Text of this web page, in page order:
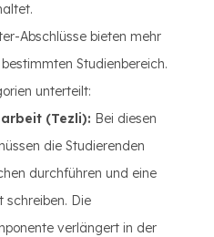
Abschlüsse bieten mehr
Studienbereich.
unterteilt:
(Tezli): Bei diesen
die Studierenden
durchführen und eine
schreiben. Die
verlängert in der